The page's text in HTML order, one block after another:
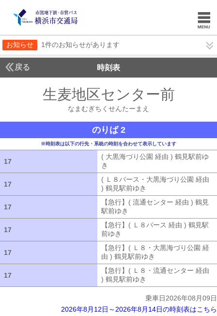
お知らせ 1件のお知らせがあります
戻る 時刻表
生麦地区センター前
なまむぎちくせんたーまえ
のりば 2
※時刻表は以下の行先・系統の時刻を合わせて表示しています
17
( 大黒海づり公園 経由 ) 鶴見駅前ゆ
き
17
( Ｌ８バース・大黒海づり公園 経由
) 鶴見駅前ゆき
17
【急行】( 流通センター 経由 ) 鶴見
駅前ゆき
17
【急行】( Ｌ８バース 経由 ) 鶴見駅
前ゆき
17
【急行】( Ｌ８・大黒海づり公園 経
由 ) 鶴見駅前ゆき
17
【急行】( Ｌ８・流通センター 経由
) 鶴見駅前ゆき
乗車日2026年08月09日
2026年8月12日～2026年8月14日の時刻表はこちら